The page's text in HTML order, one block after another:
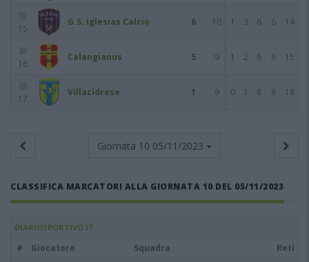
15
G.S. Iglesias Calcio 6 10 1 3 6 6 14
16
Calangianus 5 9 1 2 6 6 15
17
Villacidrese 1 9 0 1 8 6 18
Giornata 10 05/11/2023
CLASSIFICA MARCATORI ALLA GIORNATA 10 DEL 05/11/2023
DIARIOSPORTIVO.IT
# Giocatore Squadra Reti